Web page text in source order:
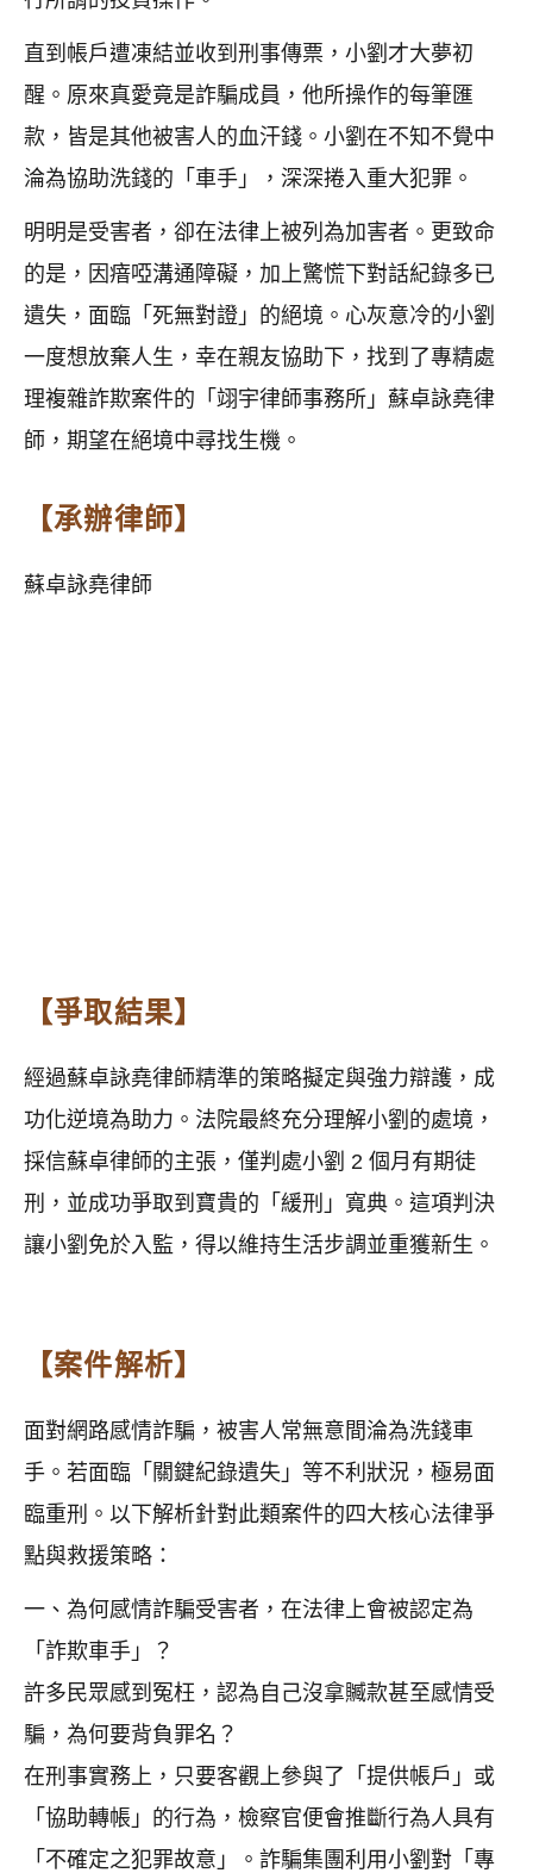
直到帳戶遭凍結並收到刑事傳票，小劉才大夢初
醒。原來真愛竟是詐騙成員，他所操作的每筆匯
款，皆是其他被害人的血汗錢。小劉在不知不覺中
淪為協助洗錢的「車手」，深深捲入重大犯罪。
明明是受害者，卻在法律上被列為加害者。更致命
的是，因瘖啞溝通障礙，加上驚慌下對話紀錄多已
遺失，面臨「死無對證」的絕境。心灰意冷的小劉
一度想放棄人生，幸在親友協助下，找到了專精處
理複雜詐欺案件的「翊宇律師事務所」蘇卓詠堯律
師，期望在絕境中尋找生機。
【承辦律師】
蘇卓詠堯律師
【爭取結果】
經過蘇卓詠堯律師精準的策略擬定與強力辯護，成
功化逆境為助力。法院最終充分理解小劉的處境，
採信蘇卓律師的主張，僅判處小劉 2 個月有期徒
刑，並成功爭取到寶貴的「緩刑」寬典。這項判決
讓小劉免於入監，得以維持生活步調並重獲新生。
【案件解析】
面對網路感情詐騙，被害人常無意間淪為洗錢車
手。若面臨「關鍵紀錄遺失」等不利狀況，極易面
臨重刑。以下解析針對此類案件的四大核心法律爭
點與救援策略：
一、為何感情詐騙受害者，在法律上會被認定為
「詐欺車手」？
許多民眾感到冤枉，認為自己沒拿贓款甚至感情受
騙，為何要背負罪名？
在刑事實務上，只要客觀上參與了「提供帳戶」或
「協助轉帳」的行為，檢察官便會推斷行為人具有
「不確定之犯罪故意」。詐騙集團利用小劉對「專